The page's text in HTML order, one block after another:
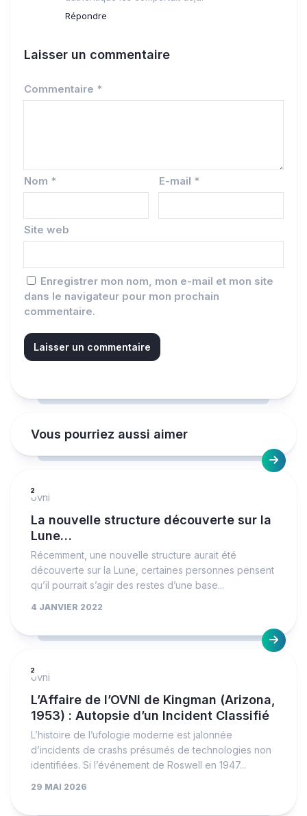
Répondre
Laisser un commentaire
Commentaire *
Nom * E-mail *
Site web
Enregistrer mon nom, mon e-mail et mon site
dans le navigateur pour mon prochain
commentaire.
Vous pourriez aussi aimer
2
ovni
La nouvelle structure découverte sur la
Lune…
Récemment, une nouvelle structure aurait été
découverte sur la Lune, certaines personnes pensent
qu’il pourrait s’agir des restes d’une base...
4 JANVIER 2022
2
ovni
L’Affaire de l’OVNI de Kingman (Arizona,
1953) : Autopsie d’un Incident Classifié
L’histoire de l’ufologie moderne est jalonnée
d’incidents de crashs présumés de technologies non
identifiées. Si l’événement de Roswell en 1947...
29 MAI 2026